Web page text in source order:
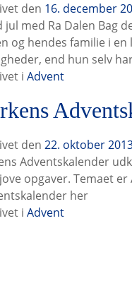
den 16. december
jul med Ra Dalen Bag
og hendes familie i
end hun selv
i Advent
den 22. oktober
Adventskalender
opgaver. Temaet
her
i Advent